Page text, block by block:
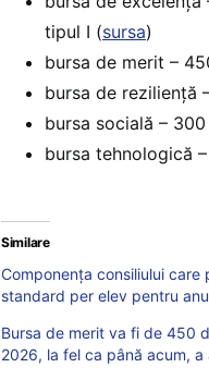
tipul I (sursa)
bursa de merit –
bursa de reziliență
bursa socială –
bursa tehnologică
Similare
Componența consiliului care
standard per elev pentru
Bursa de merit va fi de 450
2026, la fel ca până acum, a